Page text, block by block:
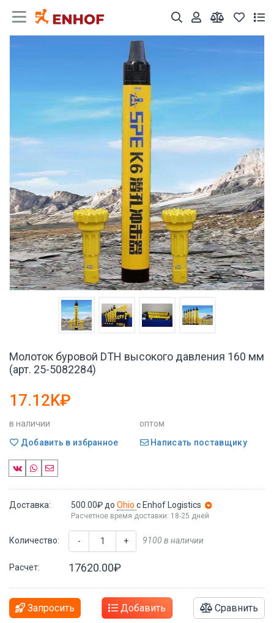
Молоток буровой DTH высокого давления 160 мм
(арт. 25-5082284)
17.12K₽
в наличии
оптом
Добавить в избранное
Написать поставщику
Доставка: 500.00₽ до Ohio с Enhof Logistics
Расчетное время доставки: 18-25 дней
Количество: - + 9100 в наличии
Расчет: 17620.00₽
Запросить Добавить Сравнить